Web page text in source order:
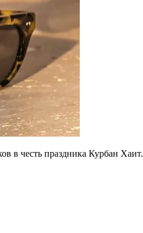
в честь праздника Курбан Хаит.